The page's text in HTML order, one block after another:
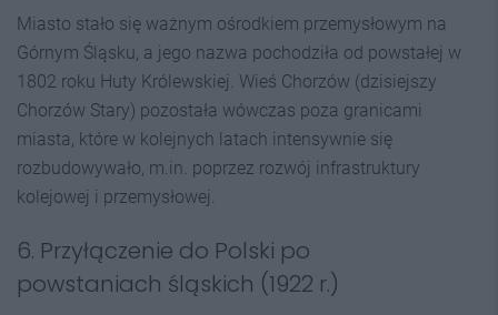
Miasto stało się ważnym ośrodkiem przemysłowym na
Górnym Śląsku, a jego nazwa pochodziła od powstałej w
1802 roku Huty Królewskiej. Wieś Chorzów (dzisiejszy
Chorzów Stary) pozostała wówczas poza granicami
miasta, które w kolejnych latach intensywnie się
rozbudowywało, m.in. poprzez rozwój infrastruktury
kolejowej i przemysłowej.
6. Przyłączenie do Polski po
powstaniach śląskich (1922 r.)